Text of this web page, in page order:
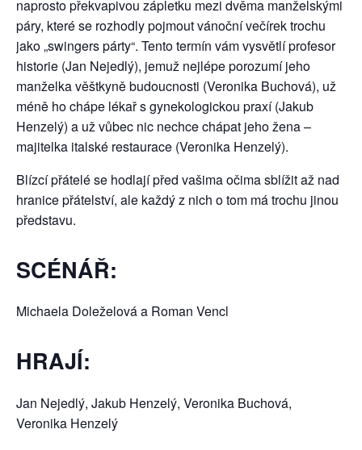
naprosto překvapivou zápletku mezi dvěma manželskými
páry, které se rozhodly pojmout vánoční večírek trochu
jako „swingers párty“. Tento termín vám vysvětlí profesor
historie (Jan Nejedlý), jemuž nejlépe porozumí jeho
manželka věštkyně budoucnosti (Veronika Buchová), už
méně ho chápe lékař s gynekologickou praxí (Jakub
Henzelý) a už vůbec nic nechce chápat jeho žena –
majitelka italské restaurace (Veronika Henzelý).
Blízcí přátelé se hodlají před vašima očima sblížit až nad
hranice přátelství, ale každý z nich o tom má trochu jinou
představu.
SCÉNÁŘ:
Michaela Doleželová a Roman Vencl
HRAJÍ:
Jan Nejedlý, Jakub Henzelý, Veronika Buchová,
Veronika Henzelý